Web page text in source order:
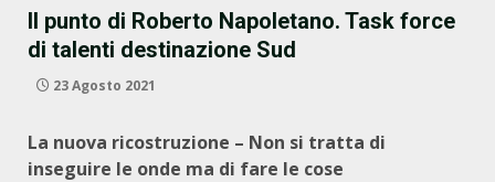
Il punto di Roberto Napoletano. Task force
di talenti destinazione Sud
23 Agosto 2021
La nuova ricostruzione – Non si tratta di
inseguire le onde ma di fare le cose